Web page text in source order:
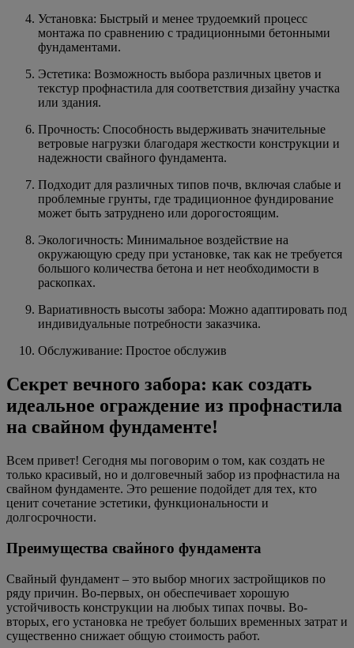
Установка: Быстрый и менее трудоемкий процесс
монтажа по сравнению с традиционными бетонными
фундаментами.
Эстетика: Возможность выбора различных цветов и
текстур профнастила для соответствия дизайну участка
или здания.
Прочность: Способность выдерживать значительные
ветровые нагрузки благодаря жесткости конструкции и
надежности свайного фундамента.
Подходит для различных типов почв, включая слабые и
проблемные грунты, где традиционное фундирование
может быть затруднено или дорогостоящим.
Экологичность: Минимальное воздействие на
окружающую среду при установке, так как не требуется
большого количества бетона и нет необходимости в
раскопках.
Вариативность высоты забора: Можно адаптировать под
индивидуальные потребности заказчика.
Обслуживание: Простое обслужив
Секрет вечного забора: как создать
идеальное ограждение из профнастила
на свайном фундаменте!
Всем привет! Сегодня мы поговорим о том, как создать не
только красивый, но и долговечный забор из профнастила на
свайном фундаменте. Это решение подойдет для тех, кто
ценит сочетание эстетики, функциональности и
долгосрочности.
Преимущества свайного фундамента
Свайный фундамент – это выбор многих застройщиков по
ряду причин. Во-первых, он обеспечивает хорошую
устойчивость конструкции на любых типах почвы. Во-
вторых, его установка не требует больших временных затрат и
существенно снижает общую стоимость работ.